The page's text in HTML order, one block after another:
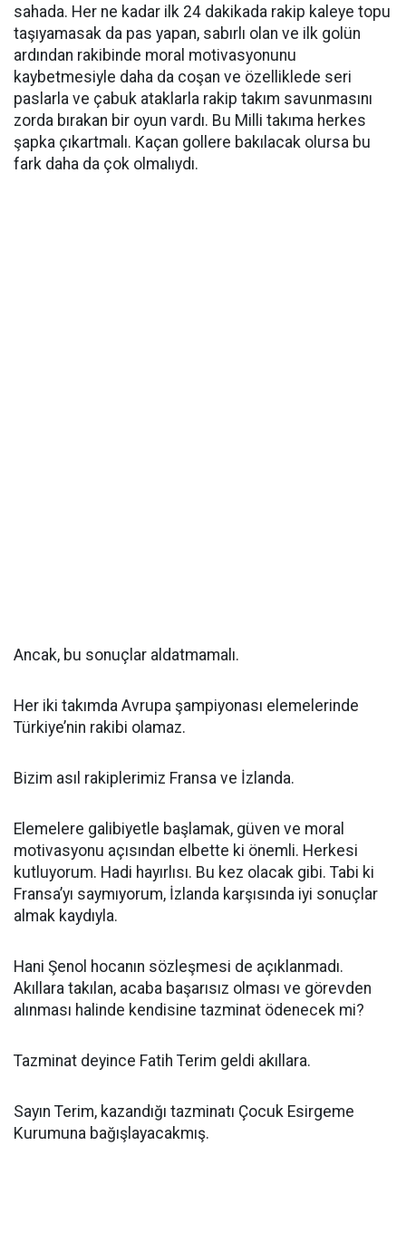
sahada. Her ne kadar ilk 24 dakikada rakip kaleye topu
taşıyamasak da pas yapan, sabırlı olan ve ilk golün
ardından rakibinde moral motivasyonunu
kaybetmesiyle daha da coşan ve özelliklede seri
paslarla ve çabuk ataklarla rakip takım savunmasını
zorda bırakan bir oyun vardı. Bu Milli takıma herkes
şapka çıkartmalı. Kaçan gollere bakılacak olursa bu
fark daha da çok olmalıydı.
Ancak, bu sonuçlar aldatmamalı.
Her iki takımda Avrupa şampiyonası elemelerinde
Türkiye’nin rakibi olamaz.
Bizim asıl rakiplerimiz Fransa ve İzlanda.
Elemelere galibiyetle başlamak, güven ve moral
motivasyonu açısından elbette ki önemli. Herkesi
kutluyorum. Hadi hayırlısı. Bu kez olacak gibi. Tabi ki
Fransa’yı saymıyorum, İzlanda karşısında iyi sonuçlar
almak kaydıyla.
Hani Şenol hocanın sözleşmesi de açıklanmadı.
Akıllara takılan, acaba başarısız olması ve görevden
alınması halinde kendisine tazminat ödenecek mi?
Tazminat deyince Fatih Terim geldi akıllara.
Sayın Terim, kazandığı tazminatı Çocuk Esirgeme
Kurumuna bağışlayacakmış.